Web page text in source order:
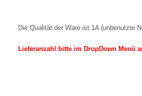
Die Qualität der Ware ist 1A (unbenutzte
Lieferanzahl bitte im DropDown Menü